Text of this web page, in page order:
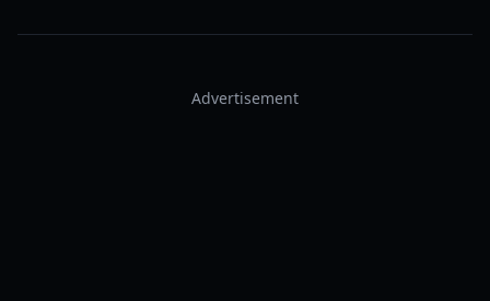
Advertisement